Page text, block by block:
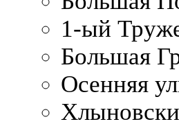
1-ый
Большая
Осенняя